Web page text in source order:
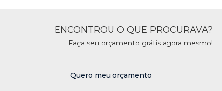
ENCONTROU O QUE PROCURAVA?
Faça seu orçamento grátis agora mesmo!
Quero meu orçamento